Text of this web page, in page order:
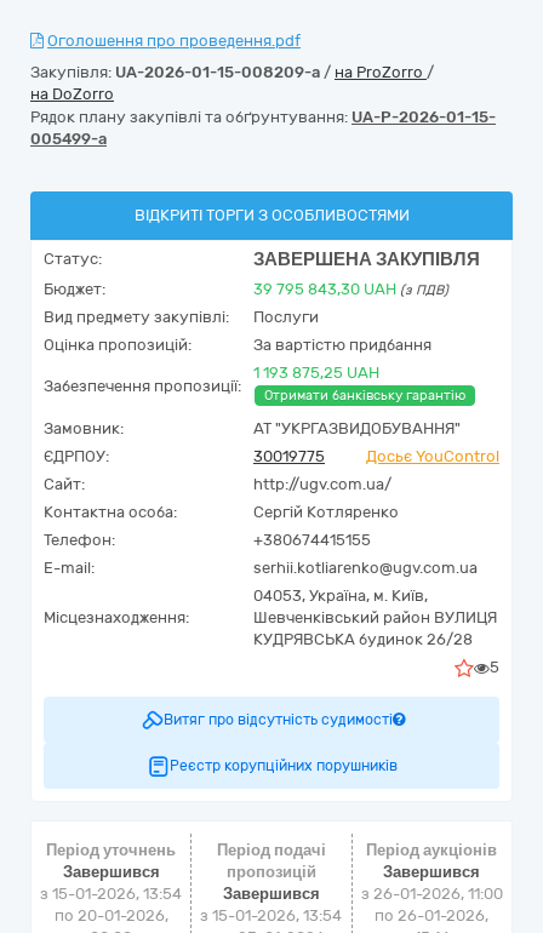
Оголошення про проведення.pdf
Закупівля: UA-2026-01-15-008209-a / на ProZorro /
на DoZorro
Рядок плану закупівлі та обґрунтування: UA-P-2026-01-15-
005499-a
ВІДКРИТІ ТОРГИ З ОСОБЛИВОСТЯМИ
Статус: ЗАВЕРШЕНА ЗАКУПІВЛЯ
Бюджет: 39 795 843,30 UAH (з ПДВ)
Вид предмету закупівлі:
Послуги
Оцінка пропозицій:
За вартістю придбання
Забезпечення пропозиції:
1 193 875,25 UAH
Отримати банківську гарантію
Замовник:
АТ "УКРГАЗВИДОБУВАННЯ"
ЄДРПОУ:
30019775
Досьє YouControl
Сайт:
http://ugv.com.ua/
Контактна особа:
Сергій Котляренко
Телефон:
+380674415155
E-mail:
serhii.kotliarenko@ugv.com.ua
Місцезнаходження:
04053, Україна, м. Київ,
Шевченківський район ВУЛИЦЯ
КУДРЯВСЬКА будинок 26/28
5
Витяг про відсутність судимості
Реєстр корупційних порушників
Період уточнень
Завершився
з 15-01-2026, 13:54
по 20-01-2026,
Період подачі
пропозицій
Завершився
з 15-01-2026, 13:54
Період аукціонів
Завершився
з 26-01-2026, 11:00
по26-01-2026,